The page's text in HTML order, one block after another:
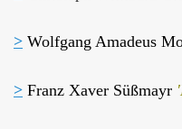
> Wolfgang Amadeus
> Franz Xaver Süßmayr